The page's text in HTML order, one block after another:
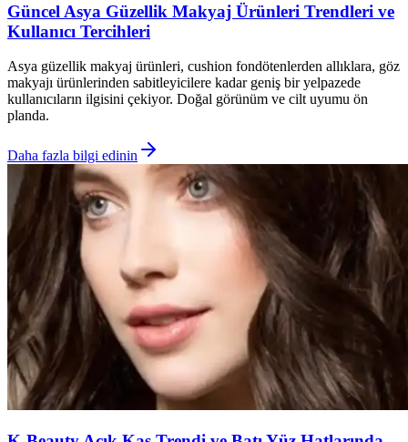
Güncel Asya Güzellik Makyaj Ürünleri Trendleri ve
Kullanıcı Tercihleri
Asya güzellik makyaj ürünleri, cushion fondötenlerden allıklara, göz
makyajı ürünlerinden sabitleyicilere kadar geniş bir yelpazede
kullanıcıların ilgisini çekiyor. Doğal görünüm ve cilt uyumu ön
planda.
Daha fazla bilgi edinin